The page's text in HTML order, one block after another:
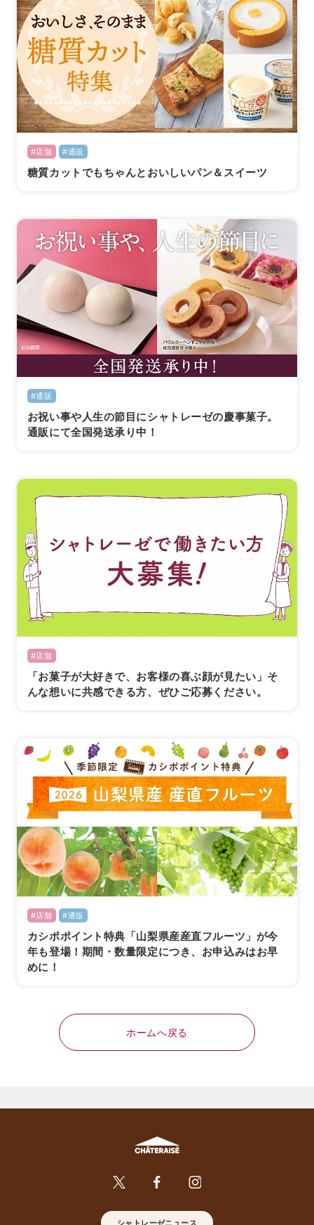
#店舗 #通販
糖質カットでもちゃんとおいしいパン＆スイーツ
#通販
お祝い事や人生の節目にシャトレーゼの慶事菓子。
通販にて全国発送承り中！
#店舗
「お菓子が大好きで、お客様の喜ぶ顔が見たい」そ
んな想いに共感できる方、ぜひご応募ください。
#店舗 #通販
カシポポイント特典「山梨県産産直フルーツ」が今
年も登場！期間・数量限定につき、お申込みはお早
めに！
ホームへ戻る
シャトレーゼニュース